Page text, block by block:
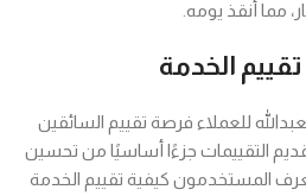
مما أنقذ يومه.
الخدمة
للعملاء فرصة تقييم السائقين
التقييمات جزءًا أساسيًا من تحسين
المستخدمون كيفية تقييم الخدمة